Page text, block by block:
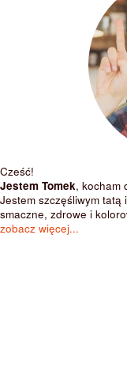
Cześć!
Jestem Tomek, kocham
Jestem szczęśliwym tatą
smaczne, zdrowe i
zobacz więcej...